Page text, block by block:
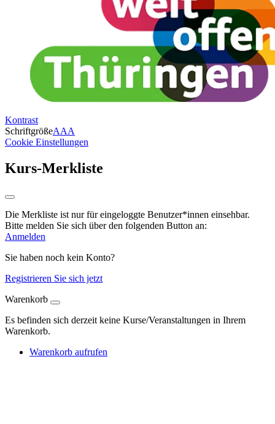
Kontrast
SchriftgrößeAAA
Cookie Einstellungen
Kurs-Merkliste
Die Merkliste ist nur für eingeloggte Benutzer*innen einsehbar.
Bitte melden Sie sich über den folgenden Button an:
Anmelden
Sie haben noch kein Konto?
Registrieren Sie sich jetzt
Warenkorb
Es befinden sich derzeit keine Kurse/Veranstaltungen in Ihrem
Warenkorb.
Warenkorb aufrufen